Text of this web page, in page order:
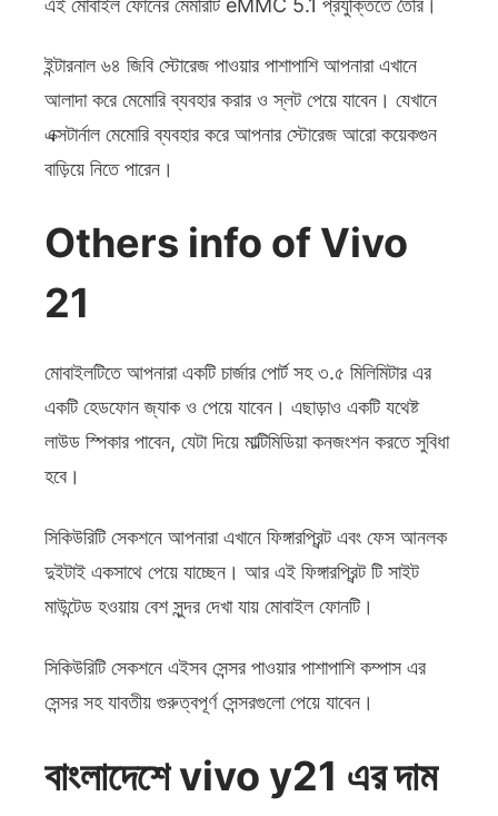
ইন্টারনাল ৬৪ জিবি স্টোরেজ পাওয়ার পাশাপাশি আপনারা এখানে
আলাদা করে মেমোরি ব্যবহার করার ও স্লট পেয়ে যাবেন। যেখানে
এক্সটার্নাল মেমোরি ব্যবহার করে আপনার স্টোরেজ আরো কয়েকগুন
বাড়িয়ে নিতে পারেন।
Others info of Vivo
21
মোবাইলটিতে আপনারা একটি চার্জার পোর্ট সহ ৩.৫ মিলিমিটার এর
একটি হেডফোন জ্যাক ও পেয়ে যাবেন। এছাড়াও একটি যথেষ্ট
লাউড স্পিকার পাবেন, যেটা দিয়ে মাল্টিমিডিয়া কনজংশন করতে সুবিধা
হবে।
সিকিউরিটি সেকশনে আপনারা এখানে ফিঙ্গারপ্রিন্ট এবং ফেস আনলক
দুইটাই একসাথে পেয়ে যাচ্ছেন। আর এই ফিঙ্গারপ্রিন্ট টি সাইট
মাউন্টেড হওয়ায় বেশ সুন্দর দেখা যায় মোবাইল ফোনটি।
সিকিউরিটি সেকশনে এইসব সেন্সর পাওয়ার পাশাপাশি কম্পাস এর
সেন্সর সহ যাবতীয় গুরুত্বপূর্ণ সেন্সরগুলো পেয়ে যাবেন।
বাংলাদেশে vivo y21 এর দাম